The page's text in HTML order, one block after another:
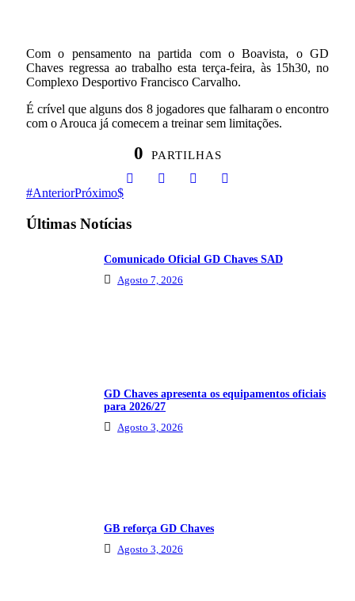
Com o pensamento na partida com o Boavista, o GD
Chaves regressa ao trabalho esta terça-feira, às 15h30, no
Complexo Desportivo Francisco Carvalho.
É crível que alguns dos 8 jogadores que falharam o encontro
com o Arouca já comecem a treinar sem limitações.
0 PARTILHAS
AnteriorPróximo
Últimas Notícias
Comunicado Oficial GD Chaves SAD
Agosto 7, 2026
GD Chaves apresenta os equipamentos oficiais
para 2026/27
Agosto 3, 2026
GB reforça GD Chaves
Agosto 3, 2026